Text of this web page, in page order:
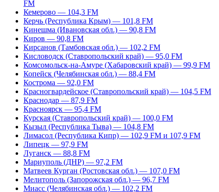
FM
Кемерово — 104,3 FM
Керчь (Республика Крым) — 101,8 FM
Кинешма (Ивановская обл.) — 90,8 FM
Киров — 90,8 FM
Кирсанов (Тамбовская обл.) — 102,2 FM
Кисловодск (Ставропольский край) — 95,0 FM
Комсомольск-на-Амуре (Хабаровский край) — 99,9 FM
Копейск (Челябинская обл.) — 88,4 FM
Кострома — 92,0 FM
Красногвардейское (Ставропольский край) — 104,5 FM
Краснодар — 87,9 FM
Красноярск — 95,4 FM
Курская (Ставропольский край) — 100,0 FM
Кызыл (Республика Тыва) — 104,8 FM
Лимасол (Республика Кипр) — 102,9 FM и 107,9 FM
Липецк — 97,9 FM
Луганск — 88,8 FM
Мариуполь (ДНР) — 97,2 FM
Матвеев Курган (Ростовская обл.) — 107,0 FM
Мелитополь (Запорожская обл.) — 96,7 FM
Миасс (Челябинская обл.) — 102,2 FM